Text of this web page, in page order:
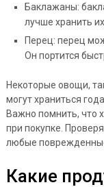
Баклажаны:
лучше хранить
Перец: перец
Он портится
Некоторые овощи,
могут храниться
Важно помнить, что
при покупке.
любые
Какие